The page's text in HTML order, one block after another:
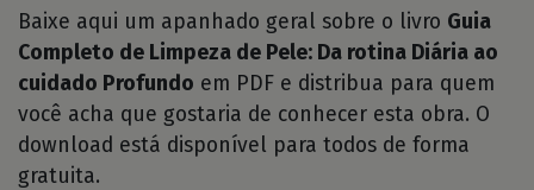
Baixe aqui um apanhado geral sobre o livro Guia
Completo de Limpeza de Pele: Da rotina Diária ao
cuidado Profundo em PDF e distribua para quem
você acha que gostaria de conhecer esta obra. O
download está disponível para todos de forma
gratuita.